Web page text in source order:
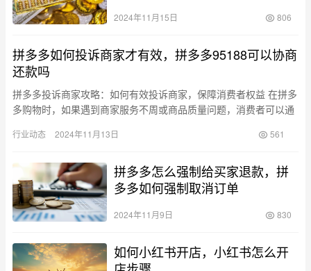
2024年11月15日 806
拼多多如何投诉商家才有效，拼多多95188可以协商
还款吗
拼多多投诉商家攻略：如何有效投诉商家，保障消费者权益 在拼多
多购物时，如果遇到商家服务不周或商品质量问题，消费者可以通
投诉…
行业动态 2024年11月13日 561
拼多多怎么强制给买家退款，拼
多多如何强制取消订单
2024年11月9日 830
如何小红书开店，小红书怎么开